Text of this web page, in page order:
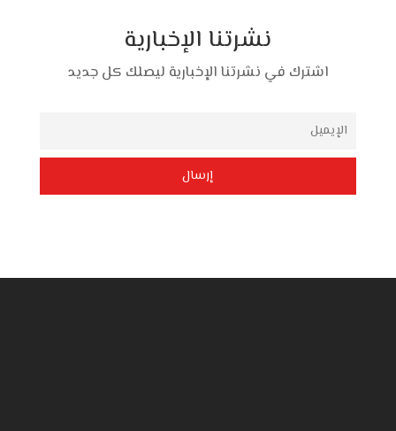
نشرتنا الإخبارية
اشترك في نشرتنا الإخبارية ليصلك كل جديد